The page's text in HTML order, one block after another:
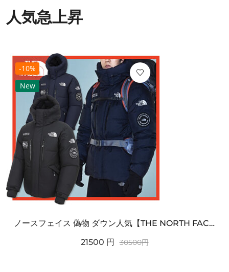
人気急上昇
-10%
New
ノースフェイス 偽物 ダウン人気【THE NORTH FACE】M'S 7 SUMMIT HIM...
21500 円 30500円